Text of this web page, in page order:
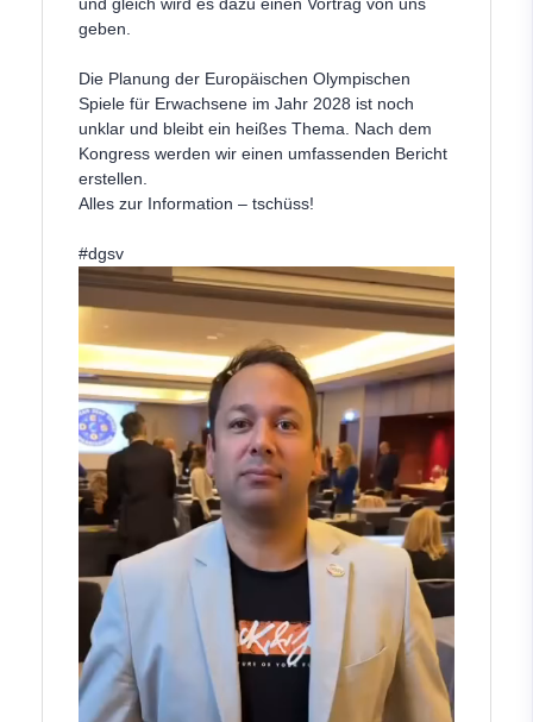
geben.
Die Planung der Europäischen Olympischen
Spiele für Erwachsene im Jahr 2028 ist noch
unklar und bleibt ein heißes Thema. Nach dem
Kongress werden wir einen umfassenden Bericht
erstellen.
Alles zur Information – tschüss!
#dgsv